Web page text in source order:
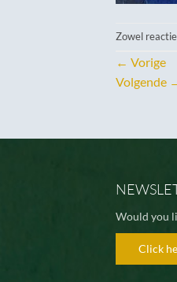
Zowel
← Vorige
Volgende
Would you
Click